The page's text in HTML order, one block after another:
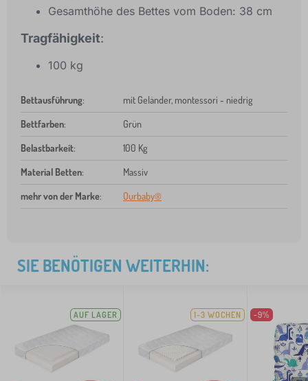
Gesamthöhe des Bettes vom Boden: 38 cm
Tragfähigkeit:
100 kg
Bettausführung: mit Geländer, montessori - niedrig
Bettfarben: Grün
Belastbarkeit: 100 Kg
Material Betten: Massiv
mehr von der Marke: Ourbaby®
SIE BENÖTIGEN WEITERHIN:
AUF LAGER 1-3 WOCHEN -9%